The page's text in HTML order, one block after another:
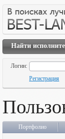
Найти
Логин:
Регистрация
Портфолио